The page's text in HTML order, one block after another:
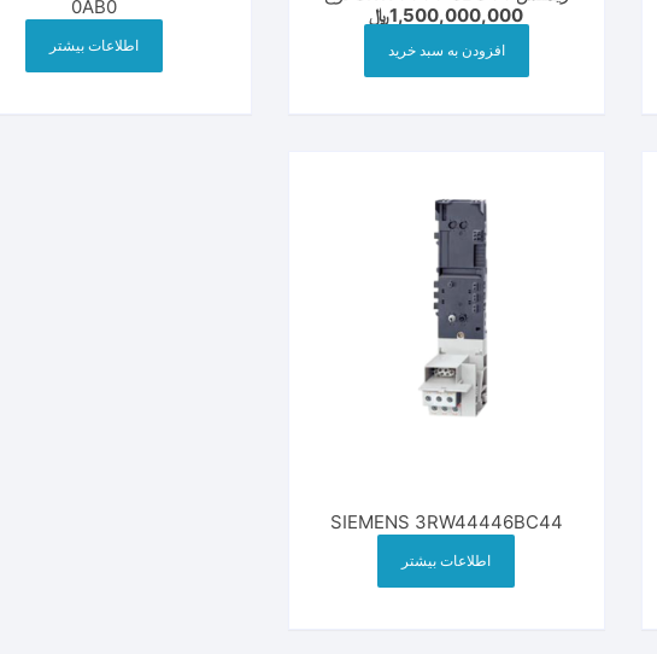
دیجیتال
1,500,000,000﷼
افزودن به سبد خرید
0AB0
اطلاعات بیشتر
SIEMENS 3RW44446BC44
اطلاعات بیشتر